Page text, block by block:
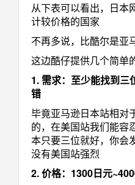
从下表可以看出，日本
计较价格的国家
不再多说，比酷尔是亚
这边酷仔提供几个简单
1. 需求：至少能找到三
错
毕竟亚马逊日本站相对
的，在美国站我们能容
本只要三位就好，你会
没有美国站强烈
2. 价格：1300日元